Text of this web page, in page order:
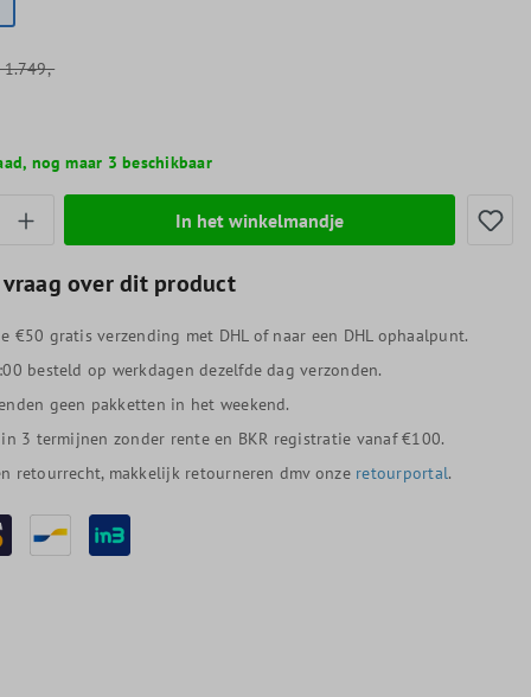
1.749,-
nog maar 3 beschikbaar
Voer de gewenste
In het winkelmandje
over dit product
€50 gratis verzending met DHL of naar een DHL ophaalpunt.
besteld op werkdagen dezelfde dag verzonden.
geen pakketten in het weekend.
3 termijnen zonder rente en BKR registratie vanaf €100.
retourrecht, makkelijk retourneren dmv onze retourportal.